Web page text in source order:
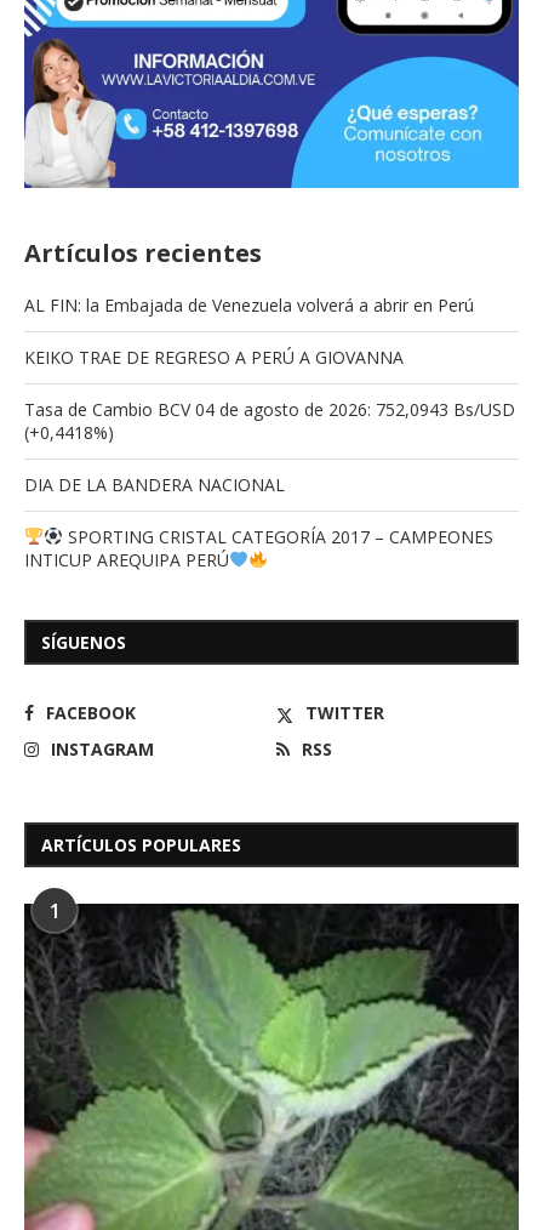
Artículos recientes
AL FIN: la Embajada de Venezuela volverá a abrir en Perú
KEIKO TRAE DE REGRESO A PERÚ A GIOVANNA
Tasa de Cambio BCV 04 de agosto de 2026: 752,0943 Bs/USD
(+0,4418%)
DIA DE LA BANDERA NACIONAL
SPORTING CRISTAL CATEGORÍA 2017 – CAMPEONES
INTICUP AREQUIPA PERÚ
SÍGUENOS
FACEBOOK
TWITTER
INSTAGRAM
RSS
ARTÍCULOS POPULARES
1